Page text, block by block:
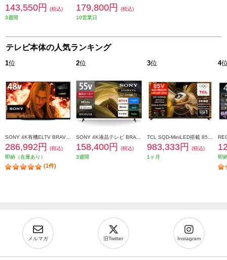
143,550円
(税込)
3週間
179,800円
(税込)
10営業日
テレビ本体の人気ランキング
1位
286,992円
(税込)
即納（在庫あり）
(1件)
2位
158,400円
(税込)
3週間
3位
983,333円
(税込)
1ヶ月
4
即
メルマガ 旧Twitter Instagram